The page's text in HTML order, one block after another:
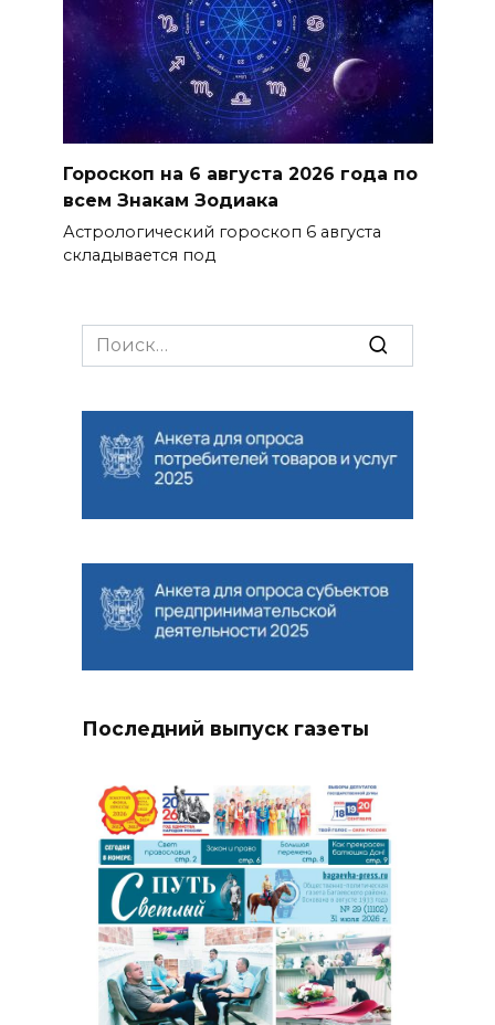
Гороскоп на 6 августа 2026 года по
всем Знакам Зодиака
Астрологический гороскоп 6 августа
складывается под
Search
for:
Последний выпуск газеты